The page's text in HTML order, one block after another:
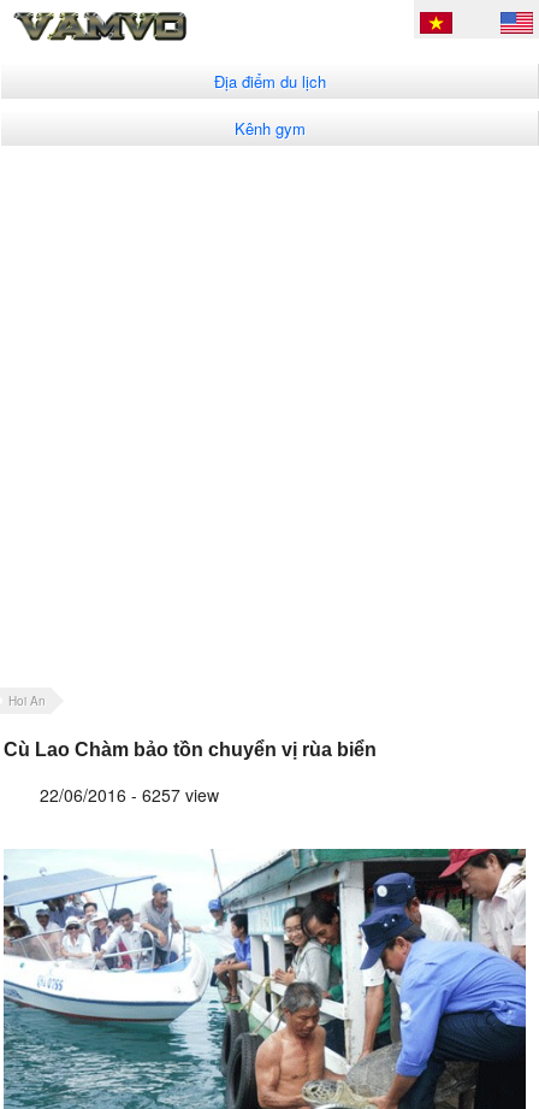
Địa điểm du lịch
Kênh gym
Hoi An
Cù Lao Chàm bảo tồn chuyển vị rùa biển
22/06/2016 - 6257 view